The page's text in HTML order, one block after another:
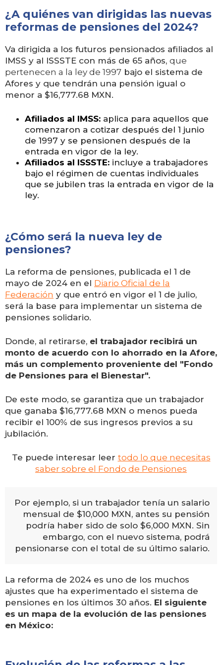
¿A quiénes van dirigidas las nuevas
reformas de pensiones del 2024?
Va dirigida a los futuros pensionados afiliados al
IMSS y al ISSSTE con más de 65 años, que
pertenecen a la ley de 1997 bajo el sistema de
Afores y que tendrán una pensión igual o
menor a $16,777.68 MXN.
Afiliados al IMSS: aplica para aquellos que
comenzaron a cotizar después del 1 junio
de 1997 y se pensionen después de la
entrada en vigor de la ley.
Afiliados al ISSSTE: incluye a trabajadores
bajo el régimen de cuentas individuales
que se jubilen tras la entrada en vigor de la
ley.
¿Cómo será la nueva ley de
pensiones?
La reforma de pensiones, publicada el 1 de
mayo de 2024 en el Diario Oficial de la
Federación y que entró en vigor el 1 de julio,
será la base para implementar un sistema de
pensiones solidario.
Donde, al retirarse, el trabajador recibirá un
monto de acuerdo con lo ahorrado en la Afore,
más un complemento proveniente del "Fondo
de Pensiones para el Bienestar".
De este modo, se garantiza que un trabajador
que ganaba $16,777.68 MXN o menos pueda
recibir el 100% de sus ingresos previos a su
jubilación.
Te puede interesar leer todo lo que necesitas
saber sobre el Fondo de Pensiones
Por ejemplo, si un trabajador tenía un salario
mensual de $10,000 MXN, antes su pensión
podría haber sido de solo $6,000 MXN. Sin
embargo, con el nuevo sistema, podrá
pensionarse con el total de su último salario.
La reforma de 2024 es uno de los muchos
ajustes que ha experimentado el sistema de
pensiones en los últimos 30 años. El siguiente
es un mapa de la evolución de las pensiones
en México: